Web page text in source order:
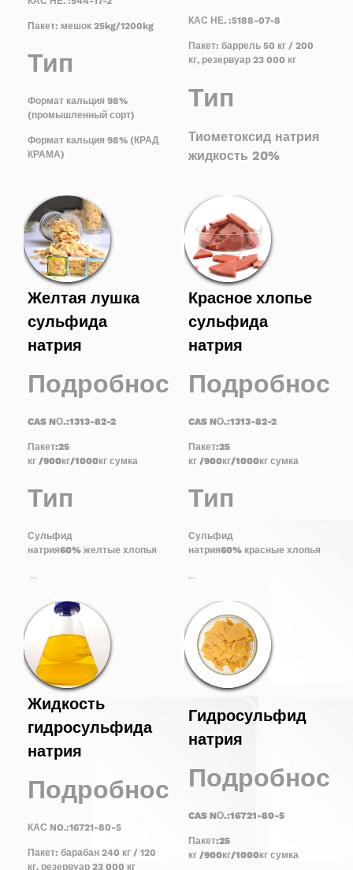
Пакет: мешок 25kg/1200kg
Тип
Формат кальция 98%
(промышленный сорт)
Формат кальция 98% (КРАД
КРАМА)
КАС НЕ. :5188-07-8
Пакет: баррель 50 кг / 200
кг, резервуар 23 000 кг
Тип
Тиометоксид натрия
жидкость 20%
Желтая лушка
сульфида
натрия
Подробности
CAS NО.:1313-82-2
Пакет:25
кг /900кг/1000кг сумка
Тип
Сульфид
натрия60% желтые хлопья
...
Красное хлопье
сульфида
натрия
CAS NО.:1313-82-2
Пакет:25
кг/900кг/1000кг сумка
Тип
Сульфид
натрия60% красные хлопья
...
Жидкость
гидросульфида
натрия
Подробности
КАС NO.:16721-80-5
Пакет: барабан 240 кг / 120
кг, резервуар 23 000 кг
Гидросульфид
натрия
CAS NО.:16721-80-5
Пакет:25
кг/900кг/1000кг сумка